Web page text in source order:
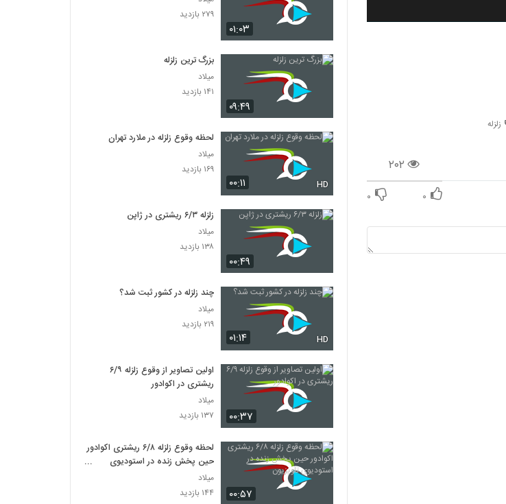
زلزله
۲۰۲
۰ ۰
۰۱:۰۳
۲۷۹ بازدید
۰۹:۴۹
بزرگ ترین زلزله
میلاد
۱۴۱ بازدید
۰۰:۱۱ HD
لحظه وقوع زلزله در ملارد تهران
میلاد
۱۶۹ بازدید
۰۰:۴۹
زلزله ۶/۳ ریشتری در ژاپن
میلاد
۱۳۸ بازدید
۰۱:۱۴ HD
چند زلزله در کشور ثبت شد؟
میلاد
۲۱۹ بازدید
۰۰:۳۷
اولین تصاویر از وقوع زلزله ۶/۹
ریشتری در اکوادور
میلاد
۱۳۷ بازدید
۰۰:۵۷
لحظه وقوع زلزله ۶/۸ ریشتری اکوادور
حین پخش زنده در استودیوی
تلویزیون
میلاد
۱۴۴ بازدید